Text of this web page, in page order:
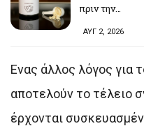
πριν την…
ΑΥΓ 2, 2026
Ενας άλλος λόγος για
αποτελούν το τέλειο
έρχονται